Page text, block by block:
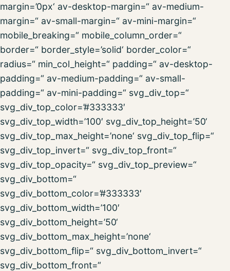
margin=’0px‘ av-desktop-margin=“ av-medium-
margin=“ av-small-margin=“ av-mini-margin=“
mobile_breaking=“ mobile_column_order=“
border=“ border_style=’solid‘ border_color=“
radius=“ min_col_height=“ padding=“ av-desktop-
padding=“ av-medium-padding=“ av-small-
padding=“ av-mini-padding=“ svg_div_top=“
svg_div_top_color=’#333333′
svg_div_top_width=’100′ svg_div_top_height=’50‘
svg_div_top_max_height=’none‘ svg_div_top_flip=“
svg_div_top_invert=“ svg_div_top_front=“
svg_div_top_opacity=“ svg_div_top_preview=“
svg_div_bottom=“
svg_div_bottom_color=’#333333′
svg_div_bottom_width=’100′
svg_div_bottom_height=’50‘
svg_div_bottom_max_height=’none‘
svg_div_bottom_flip=“ svg_div_bottom_invert=“
svg_div_bottom_front=“